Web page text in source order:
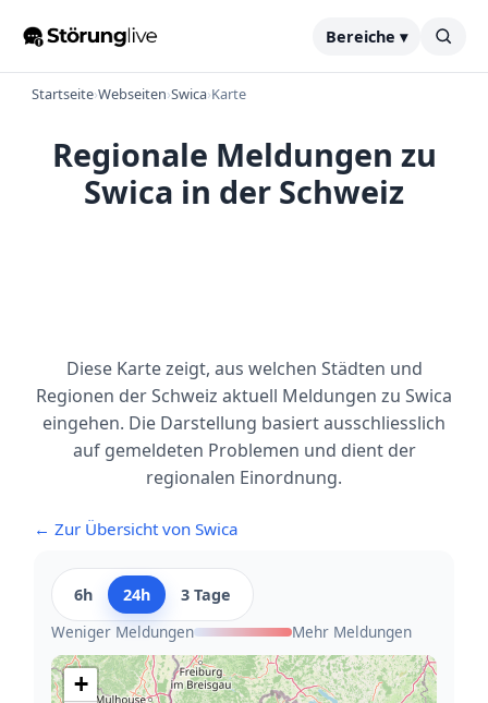
Bereiche ▾
Startseite›Webseiten›Swica›Karte
Regionale Meldungen zu
Swica in der Schweiz
Diese Karte zeigt, aus welchen Städten und
Regionen der Schweiz aktuell Meldungen zu Swica
eingehen. Die Darstellung basiert ausschliesslich
auf gemeldeten Problemen und dient der
regionalen Einordnung.
← Zur Übersicht von Swica
6h 24h
3 Tage
Weniger Meldungen
Mehr Meldungen
+